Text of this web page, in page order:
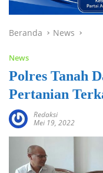
Beranda News
News
Polres Tanah
Pertanian
Redaksi
Mei 19, 2022